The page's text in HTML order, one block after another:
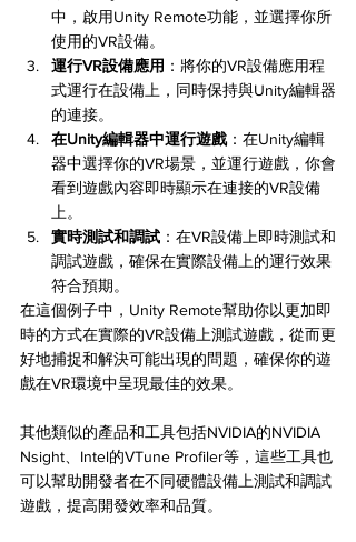
中，啟用Unity Remote功能，並選擇你所
使用的VR設備。
運行VR設備應用 ：將你的VR設備應用程
式運行在設備上，同時保持與Unity編輯器
的連接。
在Unity編輯器中運行遊戲：在Unity編輯
器中選擇你的VR場景，並運行遊戲，你會
看到遊戲內容即時顯示在連接的VR設備
上。
實時測試和調試 ：在VR設備上即時測試和
調試遊戲，確保在實際設備上的運行效果
符合預期。
在這個例子中，Unity Remote幫助你以更加即
時的方式在實際的VR設備上測試遊戲，從而更
好地捕捉和解決可能出現的問題，確保你的遊
戲在VR環境中呈現最佳的效果。
其他類似的產品和工具包括NVIDIA的NVIDIA
Nsight、Intel的VTune Profiler等，這些工具也
可以幫助開發者在不同硬體設備上測試和調試
遊戲，提高開發效率和品質。